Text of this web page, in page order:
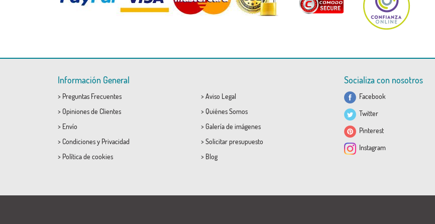
Información General
> Preguntas Frecuentes
> Opiniones de Clientes
> Envío
> Condicionesy Privacidad
> Política de cookies
> Aviso Legal
> Quiénes Somos
> Galería de imágenes
> Solicitar presupuesto
> Blog
Socializa con nosotros
Facebook
Twitter
Pinterest
Instagram